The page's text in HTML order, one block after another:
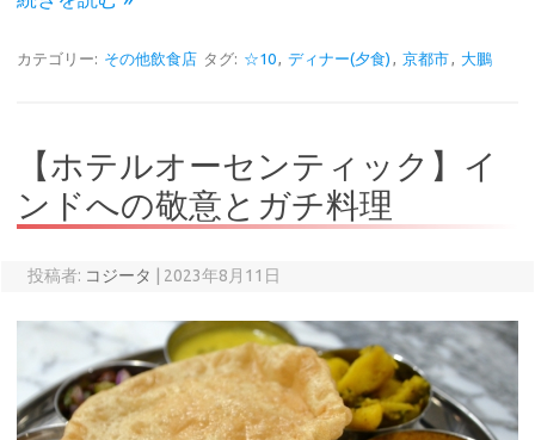
カテゴリー: その他飲食店 タグ: ☆10, ディナー(夕食) , 京都市, 大鵬
【ホテルオーセンティック】イ
ンドへの敬意とガチ料理
投稿者: コジータ 2023年8月11日